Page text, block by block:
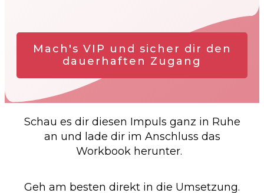
Mach's VIP und sicher dir den
dauerhaften Zugang
Schau es dir diesen Impuls ganz in Ruhe
an und lade dir im Anschluss das
Workbook herunter.
Geh am besten direkt in die Umsetzung.